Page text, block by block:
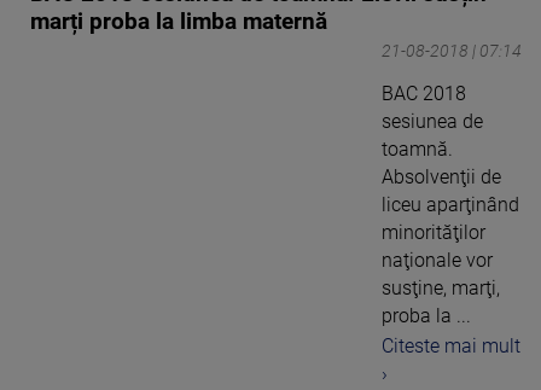
marți proba la limba maternă
21-08-2018 | 07:14
BAC 2018
sesiunea de
toamnă.
Absolvenţii de
liceu aparţinând
minorităţilor
naţionale vor
susţine, marţi,
proba la ...
Citeste mai mult
›